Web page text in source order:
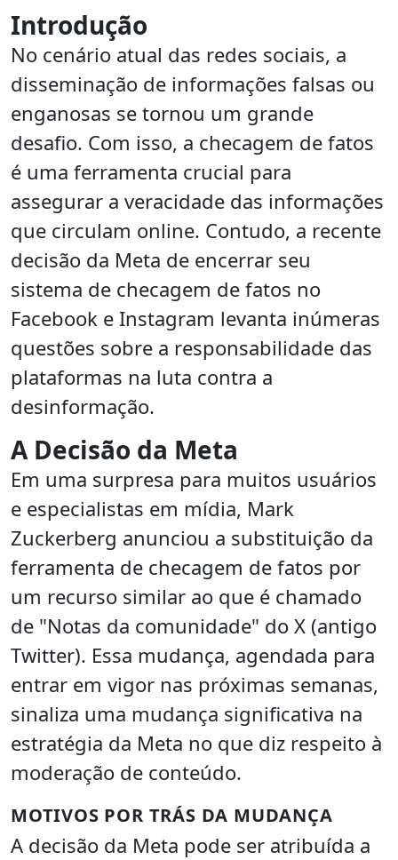
Introdução
No cenário atual das redes sociais, a
disseminação de informações falsas ou
enganosas se tornou um grande
desafio. Com isso, a checagem de fatos
é uma ferramenta crucial para
assegurar a veracidade das informações
que circulam online. Contudo, a recente
decisão da Meta de encerrar seu
sistema de checagem de fatos no
Facebook e Instagram levanta inúmeras
questões sobre a responsabilidade das
plataformas na luta contra a
desinformação.
A Decisão da Meta
Em uma surpresa para muitos usuários
e especialistas em mídia, Mark
Zuckerberg anunciou a substituição da
ferramenta de checagem de fatos por
um recurso similar ao que é chamado
de "Notas da comunidade" do X (antigo
Twitter). Essa mudança, agendada para
entrar em vigor nas próximas semanas,
sinaliza uma mudança significativa na
estratégia da Meta no que diz respeito à
moderação de conteúdo.
MOTIVOS POR TRÁS DA MUDANÇA
A decisão da Meta pode ser atribuída a